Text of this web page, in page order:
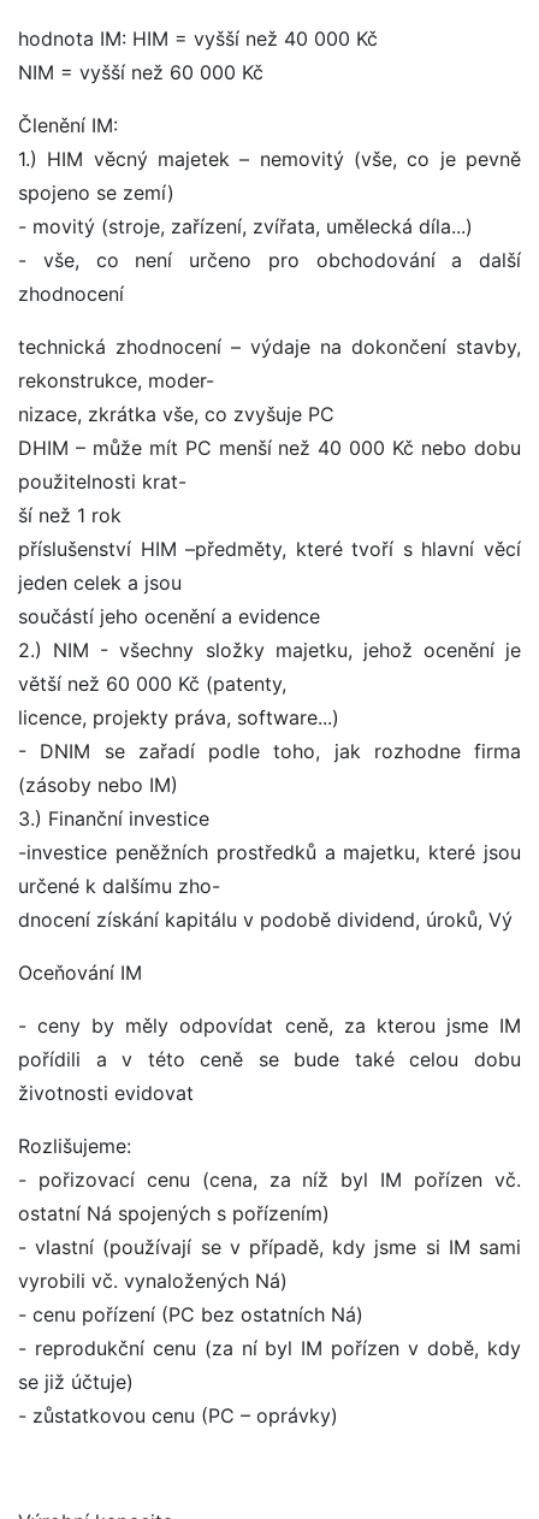
hodnota IM: HIM = vyšší než 40 000 Kč
NIM = vyšší než 60 000 Kč
Členění IM:
1.) HIM věcný majetek – nemovitý (vše, co je pevně
spojeno se zemí)
- movitý (stroje, zařízení, zvířata, umělecká díla...)
- vše, co není určeno pro obchodování a další
zhodnocení
technická zhodnocení – výdaje na dokončení stavby,
rekonstrukce, moder-
nizace, zkrátka vše, co zvyšuje PC
DHIM – může mít PC menší než 40 000 Kč nebo dobu
použitelnosti krat-
ší než 1 rok
příslušenství HIM –předměty, které tvoří s hlavní věcí
jeden celek a jsou
součástí jeho ocenění a evidence
2.) NIM - všechny složky majetku, jehož ocenění je
větší než 60 000 Kč (patenty,
licence, projekty práva, software...)
- DNIM se zařadí podle toho, jak rozhodne firma
(zásoby nebo IM)
3.) Finanční investice
-investice peněžních prostředků a majetku, které jsou
určené k dalšímu zho-
dnocení získání kapitálu v podobě dividend, úroků, Vý
Oceňování IM
- ceny by měly odpovídat ceně, za kterou jsme IM
pořídili a v této ceně se bude také celou dobu
životnosti evidovat
Rozlišujeme:
- pořizovací cenu (cena, za níž byl IM pořízen vč.
ostatní Ná spojených s pořízením)
- vlastní (používají se v případě, kdy jsme si IM sami
vyrobili vč. vynaložených Ná)
- cenu pořízení (PC bez ostatních Ná)
- reprodukční cenu (za ní byl IM pořízen v době, kdy
se již účtuje)
- zůstatkovou cenu (PC – oprávky)